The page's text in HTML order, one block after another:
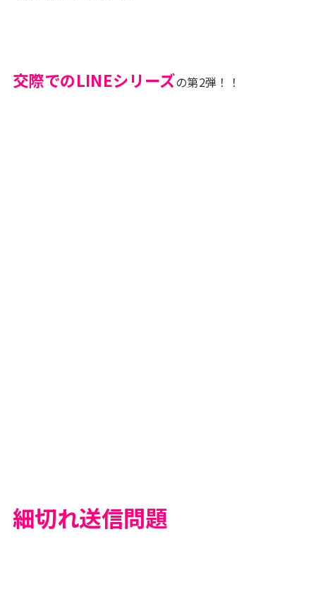
交際でのLINEシリーズの第2弾！！
細切れ送信問題